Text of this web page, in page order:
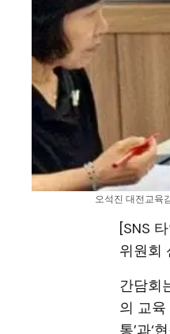
오석진 대전교육
[SNS
위원회
간담회
의 교
통’과‘